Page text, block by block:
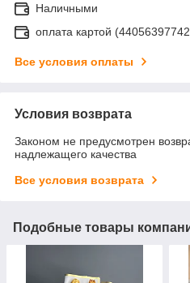
Наличными
оплата картой
Все условия оплаты
Условия возврата
Законом не предусмотрен
надлежащего качества
Все условия возврата
Подобные товары